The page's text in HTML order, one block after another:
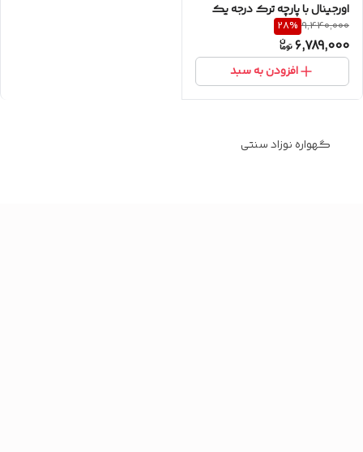
اورجینال با پارچه ترک درجه یک
همراه با پشه بند
9,440,000
28%
6,789,000
افزودن به سبد
گهواره نوزاد سنتی